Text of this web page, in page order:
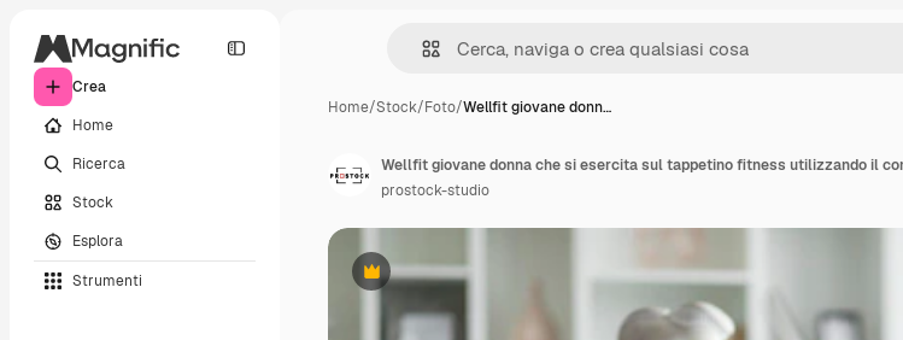
Crea
Home
Ricerca
Stock
Esplora
Strumenti
Home/Stock/Foto/Wellfit giovane donn…
Premium
prostock-studio